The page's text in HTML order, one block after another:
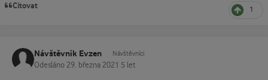
Citovat 1
Návštěvník Evzen Návštěvníci
Odesláno 29. března 2021 5 let